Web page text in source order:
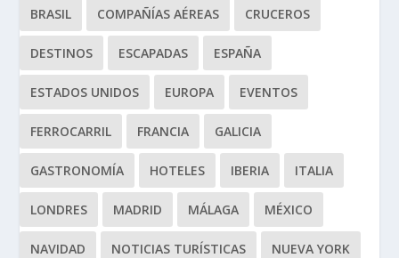
BRASIL COMPAÑÍAS AÉREAS CRUCEROS
DESTINOS ESCAPADAS ESPAÑA
ESTADOS UNIDOS EUROPA EVENTOS
FERROCARRIL FRANCIA GALICIA
GASTRONOMÍA HOTELES IBERIA ITALIA
LONDRES MADRID MÁLAGA MÉXICO
NAVIDAD NOTICIAS TURÍSTICAS NUEVA YORK